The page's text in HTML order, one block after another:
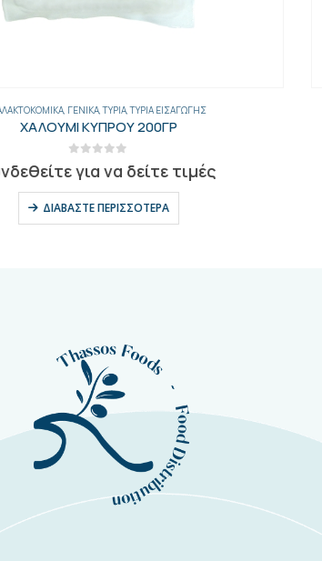
ΓΑΛΑΚΤΟΚΟΜΙΚΆ,ΓΕΝΙΚΑ,ΕΛΛΗΝΙΚΆ ΤΥΡΙΆ,ΤΥΡΙΆ
ΤΕΛΕΜΕΣ ΑΓΕΛΑΔΙΝΟ ΤΥΡΙ ΑΡΒ. ΔΟΧΕΙΟ
out of 5
Συνδεθείτε για να δείτε τιμές
ΔΙΑΒΆΣΤΕ ΠΕΡΙΣΣΌΤΕΡΑ